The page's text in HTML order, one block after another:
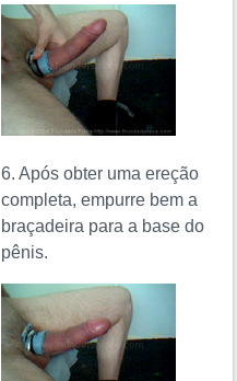
6. Após obter uma ereção
completa, empurre bem a
braçadeira para a base do
pênis.